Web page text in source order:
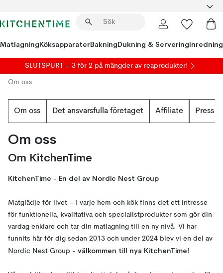
MatlagningKöksapparaterBakningDukning & ServeringInredning
SLUTSPURT – 3 för 2 på mängder av reaprodukter!
Om oss
Om oss Det ansvarsfulla företaget Affiliate Press
Om oss
Om KitchenTime
KitchenTime - En del av Nordic Nest Group
Matglädje för livet – I varje hem och kök finns det ett intresse
för funktionella, kvalitativa och specialistprodukter som gör din
vardag enklare och tar din matlagning till en ny nivå. Vi har
funnits här för dig sedan 2013 och under 2024 blev vi en del av
Nordic Nest Group - välkommen till nya KitchenTime!